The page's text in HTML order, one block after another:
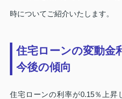
時についてご紹介いたします。
住宅ローンの変動金
今後の傾向
住宅ローンの利率が0.15％上昇